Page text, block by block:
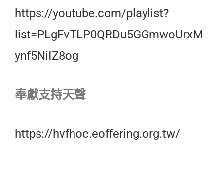
https://youtube.com/playlist?
list=PLgFvTLP0QRDu5GGmwoUrxM
ynf5NiIZ8og
奉獻支持天聲
https://hvfhoc.eoffering.org.tw/